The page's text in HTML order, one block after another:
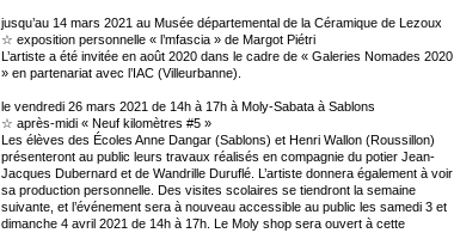
jusqu’au 14 mars 2021 au Musée départemental de la Céramique de Lezoux
☆ exposition personnelle « l’mfascia » de Margot Piétri
L’artiste a été invitée en août 2020 dans le cadre de « Galeries Nomades 2020
» en partenariat avec l’IAC (Villeurbanne).
le vendredi 26 mars 2021 de 14h à 17h à Moly-Sabata à Sablons
☆ après-midi « Neuf kilomètres #5 »
Les élèves des Écoles Anne Dangar (Sablons) et Henri Wallon (Roussillon)
présenteront au public leurs travaux réalisés en compagnie du potier Jean-
Jacques Dubernard et de Wandrille Duruflé. L’artiste donnera également à voir
sa production personnelle. Des visites scolaires se tiendront la semaine
suivante, et l’événement sera à nouveau accessible au public les samedi 3 et
dimanche 4 avril 2021 de 14h à 17h. Le Moly shop sera ouvert à cette